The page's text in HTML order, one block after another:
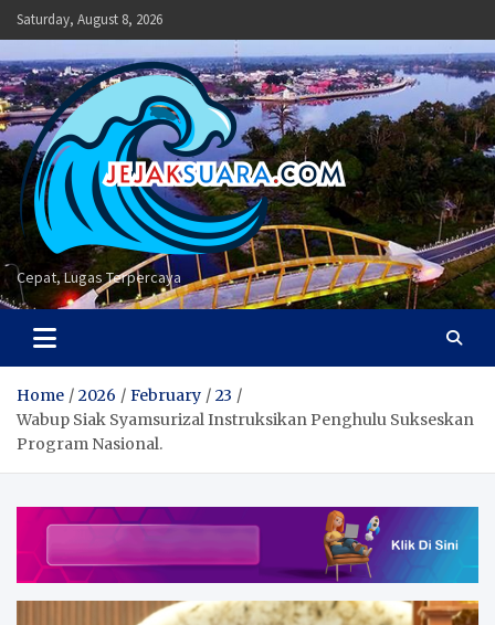
Skip
to
content
Saturday, August 8, 2026
Cepat, Lugas Terpercaya
Home 2026 February
23
Wabup Siak Syamsurizal Instruksikan Penghulu Sukseskan
Program Nasional.